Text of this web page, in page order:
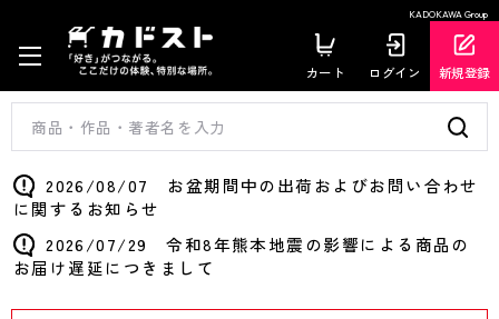
KADOKAWA Group
カート ログイン 新規登録
2026/08/07 お盆期間中の出荷およびお問い合わせ
に関するお知らせ
2026/07/29 令和8年熊本地震の影響による商品の
お届け遅延につきまして